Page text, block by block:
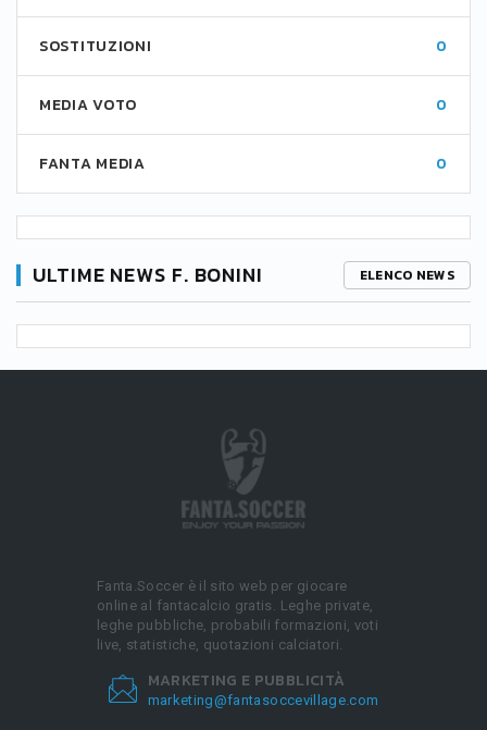
SOSTITUZIONI 0
MEDIA VOTO 0
FANTA MEDIA 0
ULTIME NEWS F. BONINI ELENCO NEWS
Fanta.Soccer è il sito web per giocare
online al fantacalcio gratis. Leghe private,
leghe pubbliche, probabili formazioni, voti
live, statistiche, quotazioni calciatori.
MARKETING E PUBBLICITÀ
marketing@fantasoccevillage.com